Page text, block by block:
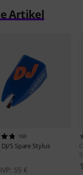
Artikel
169
DJ/S Spare Stylus
55 €